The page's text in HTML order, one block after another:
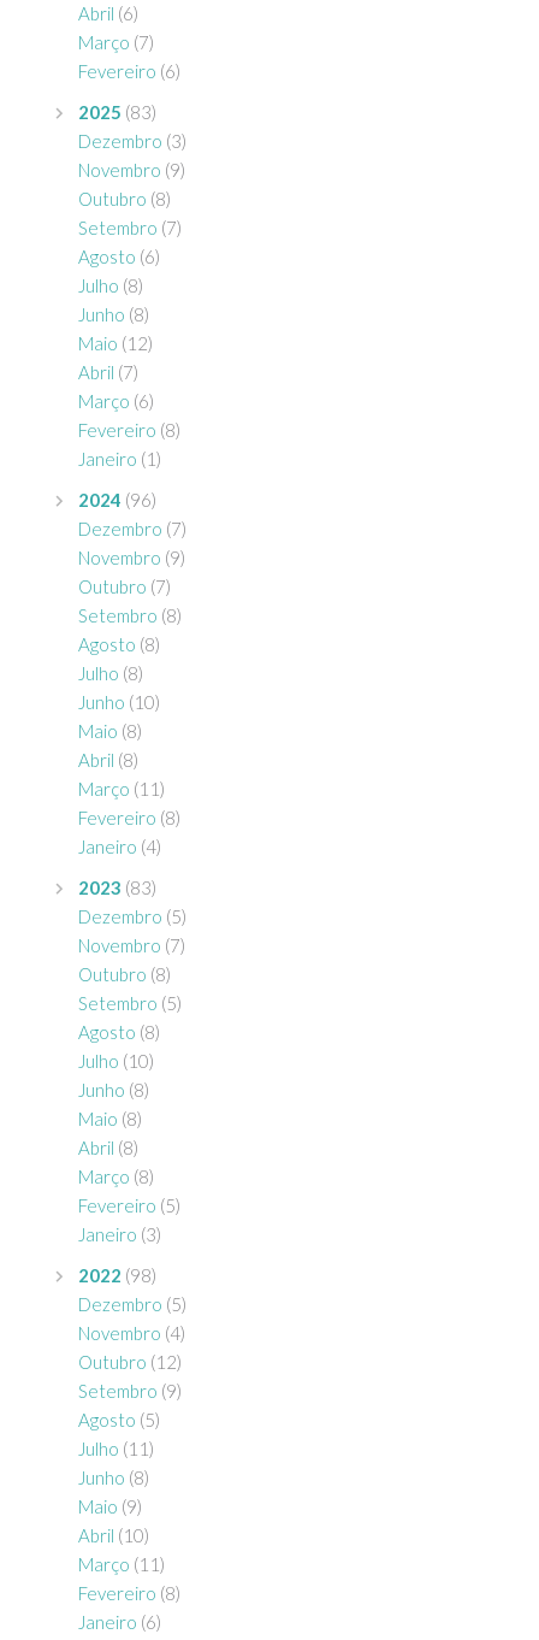
Abril (6)
Março (7)
Fevereiro (6)
2025 (83)
Dezembro (3)
Novembro (9)
Outubro (8)
Setembro (7)
Agosto (6)
Julho (8)
Junho (8)
Maio (12)
Abril (7)
Março (6)
Fevereiro (8)
Janeiro (1)
2024 (96)
Dezembro (7)
Novembro (9)
Outubro (7)
Setembro (8)
Agosto (8)
Julho (8)
Junho (10)
Maio (8)
Abril (8)
Março (11)
Fevereiro (8)
Janeiro (4)
2023 (83)
Dezembro (5)
Novembro (7)
Outubro (8)
Setembro (5)
Agosto (8)
Julho (10)
Junho (8)
Maio (8)
Abril (8)
Março (8)
Fevereiro (5)
Janeiro (3)
2022 (98)
Dezembro (5)
Novembro (4)
Outubro (12)
Setembro (9)
Agosto (5)
Julho (11)
Junho (8)
Maio (9)
Abril (10)
Março (11)
Fevereiro (8)
Janeiro (6)